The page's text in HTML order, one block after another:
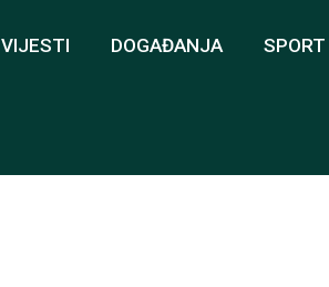
VIJESTI DOGAĐANJA SPORT